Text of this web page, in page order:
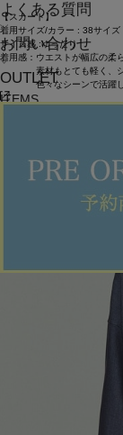
よくある質問
お問い合わせ
OUTLET
【スカート】
着用サイズ/カラー : 38サイズ
サイズ感 :ゆったり
着用感：ウエストが幅広の柔
素材もとても軽く、シワ
色々なシーンで活躍し
ITEMS